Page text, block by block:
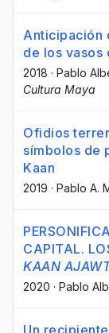
Anticipación
de los vasos
2018 · Pablo
Cultura Maya
Ofidios
símbolos de
Kaan
2019 · Pablo A.
CAPITAL.
KAAN
2020 · Pablo